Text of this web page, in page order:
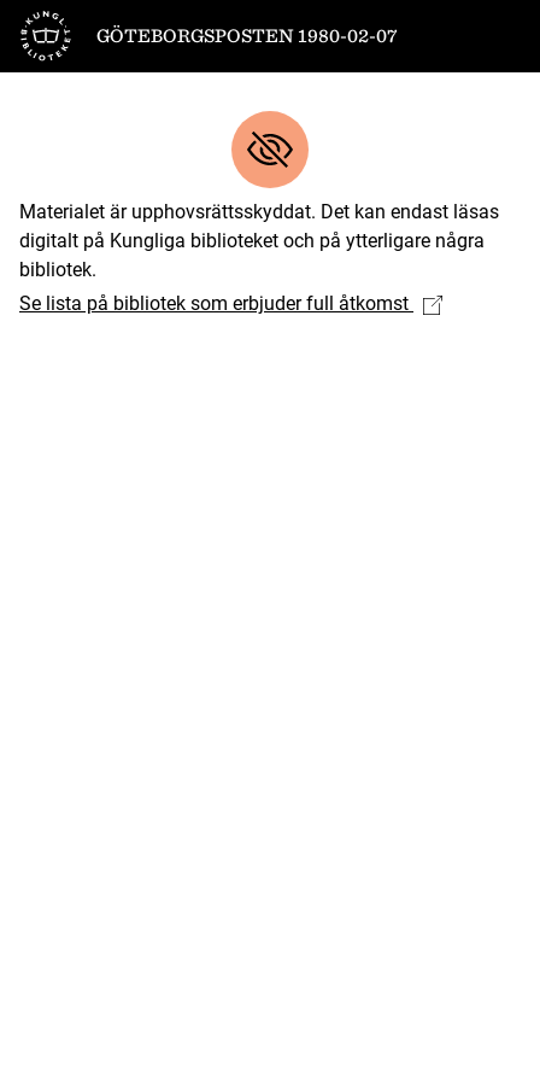
Till startsidan
GÖTEBORGSPOSTEN 1980-02-07
Materialet är upphovsrättsskyddat. Det kan endast läsas
digitalt på Kungliga biblioteket och på ytterligare några
bibliotek.
Se lista på bibliotek som erbjuder full åtkomst